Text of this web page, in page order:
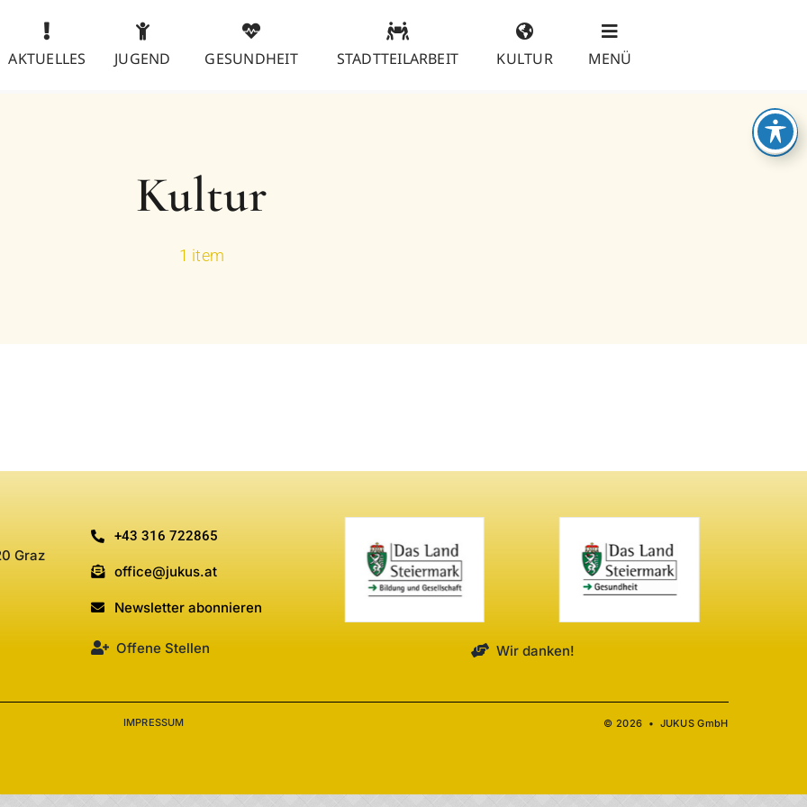
AKTUELLES JUGEND GESUNDHEIT STADTTEILARBEIT KULTUR MENÜ
Kultur
1 item
Graz
+43 316 722865
office@jukus.at
Newsletter abonnieren
Offene Stellen Wir danken!
IMPRESSUM © 2026 • JUKUS GmbH